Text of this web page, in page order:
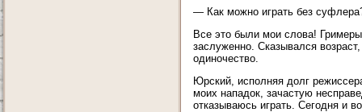
— Как можно играть без
Все это были мои слова!
заслуженно. Сказывался
одиночество.
Юрский, исполняя долг
моих нападок, зачастую
отказываюсь играть. Сегодня и